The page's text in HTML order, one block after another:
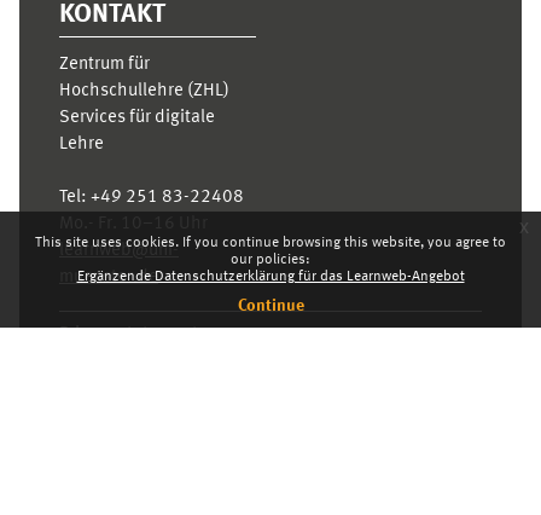
This site uses cookies. If you continue browsing this website, you agree to
our policies:
Ergänzende Datenschutzerklärung für das Learnweb-Angebot
Continue
x
KONTAKT
Zentrum für
Hochschullehre (ZHL)
Services für digitale
Lehre
Tel: +49 251 83-22408
learnweb@uni-
muenster.de